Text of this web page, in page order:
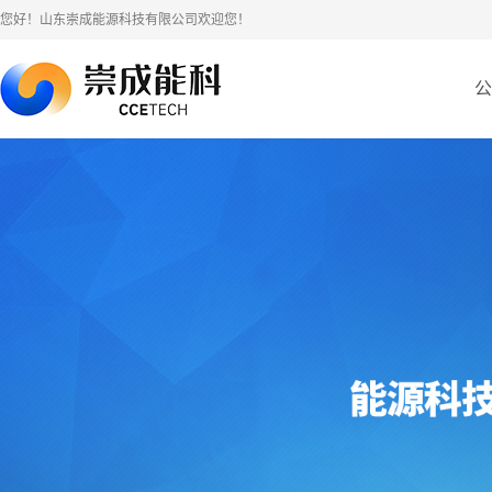
您好！山东崇成能源科技有限公司欢迎您！